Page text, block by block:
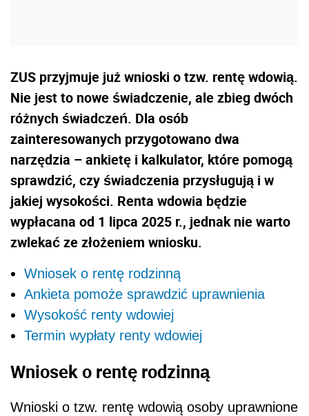
ZUS przyjmuje już wnioski o tzw. rentę wdowią.
Nie jest to nowe świadczenie, ale zbieg dwóch
różnych świadczeń. Dla osób
zainteresowanych przygotowano dwa
narzędzia – ankietę i kalkulator, które pomogą
sprawdzić, czy świadczenia przysługują i w
jakiej wysokości. Renta wdowia będzie
wypłacana od 1 lipca 2025 r., jednak nie warto
zwlekać ze złożeniem wniosku.
Wniosek o rentę rodzinną
Ankieta pomoże sprawdzić uprawnienia
Wysokość renty wdowiej
Termin wypłaty renty wdowiej
Wniosek o rentę rodzinną
Wnioski o tzw. rentę wdowią osoby uprawnione